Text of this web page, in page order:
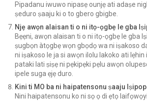
Pipadanu iwuwo nipasẹ ounjẹ ati adaṣe
ṣeduro ṣaaju ki o to gbero gbigbe.
Njẹ awọn alaisan ti o ni itọ-ọgbẹ le gba
Bẹẹni, awọn alaisan ti o ni itọ-ọgbẹ le gba
ṣugbọn àtọgbẹ wọn gbọdọ wa ni iṣakoso
ni iṣakoso le ja si awọn ilolu lakoko ati lẹhin
pataki lati ṣiṣẹ ni pẹkipẹki pẹlu awọn
ipele suga ẹjẹ duro.
Kini ti MO ba ni haipatensonu ṣaaju
Nini haipatensonu ko ni sọ ọ di ẹtọ